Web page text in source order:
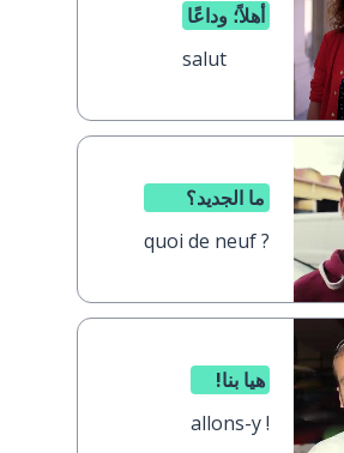
أهلاً؛ وداعًا
salut
ما الجديد؟
quoi de neuf ?
هيا بنا!
allons-y !